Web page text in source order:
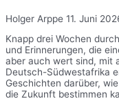
Holger Arppe 11. Juni
Knapp drei Wochen
und Erinnerungen, die
aber auch wert sind, mit
Deutsch-Südwestafrika
Geschichten darüber,
die Zukunft bestimmen